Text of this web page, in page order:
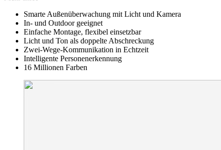
Smarte Außenüberwachung mit Licht und Kamera
In- und Outdoor geeignet
Einfache Montage, flexibel einsetzbar
Licht und Ton als doppelte Abschreckung
Zwei-Wege-Kommunikation in Echtzeit
Intelligente Personenerkennung
16 Millionen Farben